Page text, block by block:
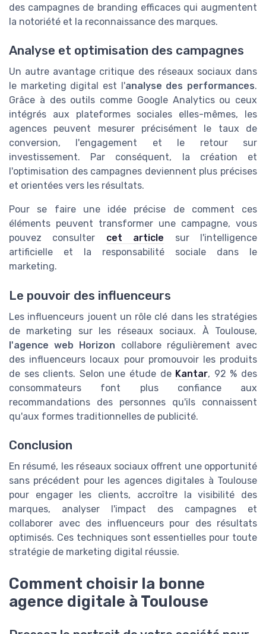
des campagnes de branding efficaces qui augmentent
la notoriété et la reconnaissance des marques.
Analyse et optimisation des campagnes
Un autre avantage critique des réseaux sociaux dans
le marketing digital est l'analyse des performances.
Grâce à des outils comme Google Analytics ou ceux
intégrés aux plateformes sociales elles-mêmes, les
agences peuvent mesurer précisément le taux de
conversion, l'engagement et le retour sur
investissement. Par conséquent, la création et
l'optimisation des campagnes deviennent plus précises
et orientées vers les résultats.
Pour se faire une idée précise de comment ces
éléments peuvent transformer une campagne, vous
pouvez consulter cet article sur l'intelligence
artificielle et la responsabilité sociale dans le
marketing.
Le pouvoir des influenceurs
Les influenceurs jouent un rôle clé dans les stratégies
de marketing sur les réseaux sociaux. À Toulouse,
l'agence web Horizon collabore régulièrement avec
des influenceurs locaux pour promouvoir les produits
de ses clients. Selon une étude de Kantar, 92 % des
consommateurs font plus confiance aux
recommandations des personnes qu'ils connaissent
qu'aux formes traditionnelles de publicité.
Conclusion
En résumé, les réseaux sociaux offrent une opportunité
sans précédent pour les agences digitales à Toulouse
pour engager les clients, accroître la visibilité des
marques, analyser l'impact des campagnes et
collaborer avec des influenceurs pour des résultats
optimisés. Ces techniques sont essentielles pour toute
stratégie de marketing digital réussie.
Comment choisir la bonne
agence digitale à Toulouse